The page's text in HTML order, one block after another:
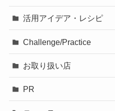
活用アイデア・レシピ
Challenge/Practice
お取り扱い店
PR